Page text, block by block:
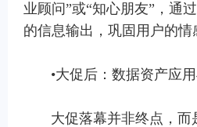
业顾问”或“知心朋友”，通
的信息输出，巩固用户的情
•大促后：数据资产应用
大促落幕并非终点，而